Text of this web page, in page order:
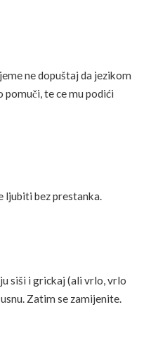
ne dopuštaj da jezikom
te ce mu podići
ljubiti bez prestanka.
siši i grickaj (ali vrlo, vrlo
Zatim se zamijenite.